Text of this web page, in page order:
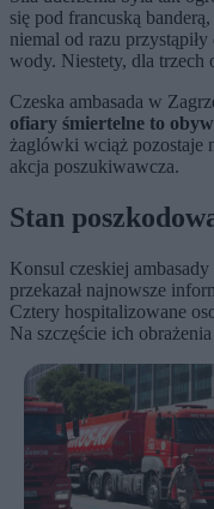
się pod francuską
niemal od razu
wody. Niestety, dla trzech
Czeska ambasada w
ofiary śmiertelne to
żaglówki wciąż pozostaje
akcja poszukiwawcza.
Stan
Konsul czeskiej
przekazał najnowsze
Cztery hospitalizowane
Na szczęście ich